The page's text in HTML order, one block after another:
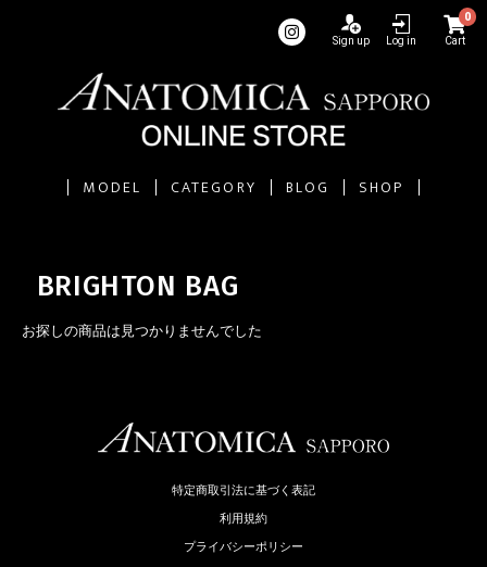
Sign up Log in
0
Cart
MODEL CATEGORY BLOG SHOP
BRIGHTON BAG
お探しの商品は見つかりませんでした
特定商取引法に基づく表記
利用規約
プライバシーポリシー